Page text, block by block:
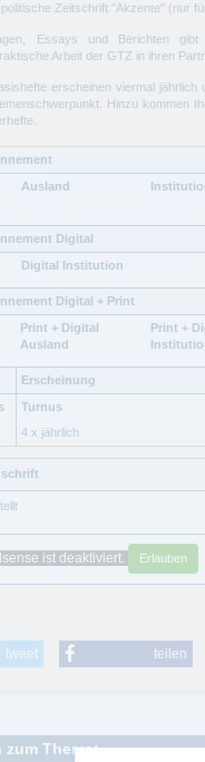
Zeitschrift "Akzente" (nur
Essays und Berichten gibt
Arbeit der GTZ in ihren
erscheinen viermal jährlich
Hinzu kommen
Ausland
Digital
Digital Institution
Digital + Print
Print + Digital
Ausland
Print +
Erscheinung
Turnus
4 x jährlich
ist deaktiviert. Erlauben
tweet teilen
Thema: